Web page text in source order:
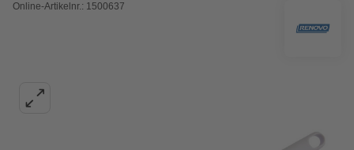
Online-Artikelnr.: 1500637